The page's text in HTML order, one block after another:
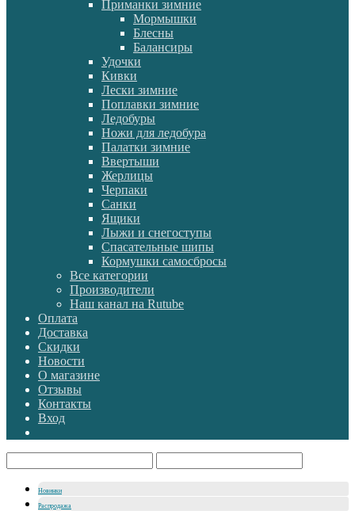
Приманки зимние
Мормышки
Блесны
Балансиры
Удочки
Кивки
Лески зимние
Поплавки зимние
Ледобуры
Ножи для ледобура
Палатки зимние
Ввертыши
Жерлицы
Черпаки
Санки
Ящики
Лыжи и снегоступы
Спасательные шипы
Кормушки самосбросы
Все категории
Производители
Наш канал на Rutube
Оплата
Доставка
Скидки
Новости
О магазине
Отзывы
Контакты
Вход
Новинки
Распродажа